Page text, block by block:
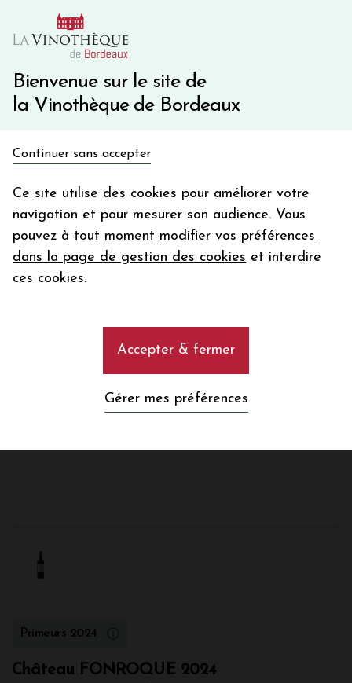
Bienvenue sur le site de
la Vinothèque de Bordeaux
Continuer sans accepter
Ce site utilise des cookies pour améliorer votre
navigation et pour mesurer son audience. Vous
pouvez à tout moment modifier vos préférences
dans la page de gestion des cookies et interdire
ces cookies.
Accepter & fermer
Gérer mes préférences
10€ de remise immédiate sur votre première commande
Une question ?
Primeurs 2024
Château FONROQUE 2024
en bon d'achat
Votre
email
En m’abonnant, j’accepte de recevoir la newsletter de la